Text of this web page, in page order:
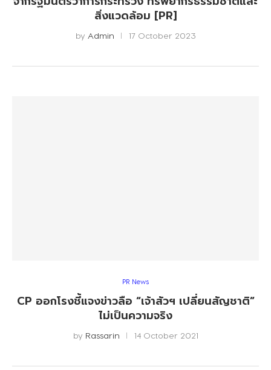
สิ่งแวดล้อม [PR]
by Admin 17 October 2023
PR News
CP ออกโรงชี้แจงข่าวลือ “เจ้าสัวฯ เปลี่ยนสัญชาติ”
ไม่เป็นความจริง
by Rassarin 14 October 2021